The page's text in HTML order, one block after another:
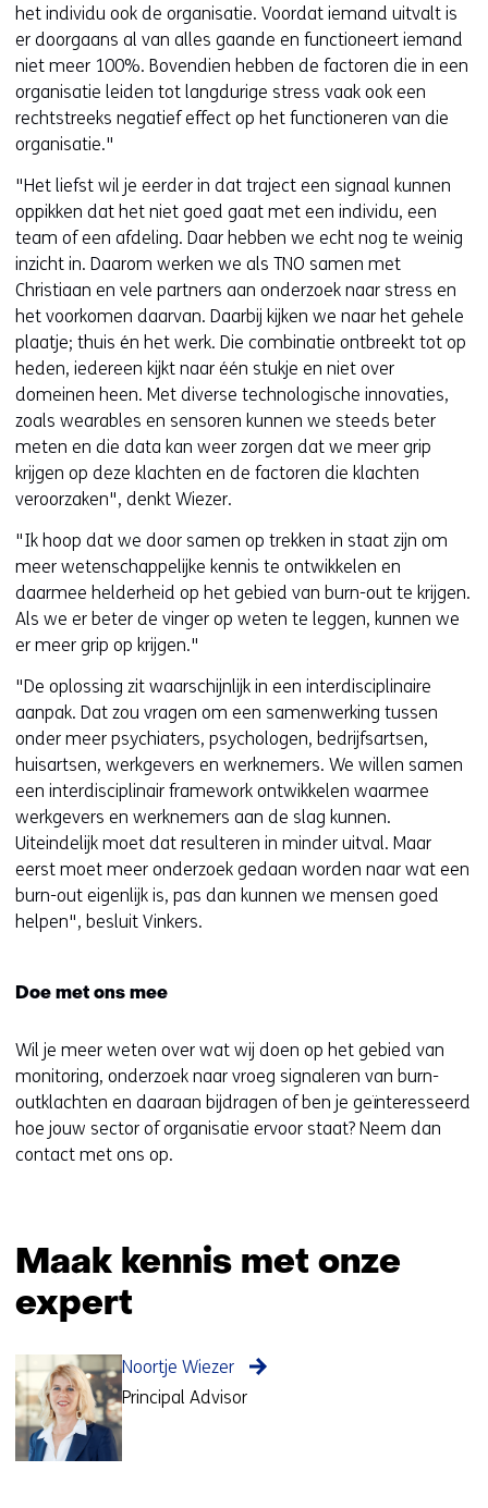
het individu ook de organisatie. Voordat iemand uitvalt is
er doorgaans al van alles gaande en functioneert iemand
niet meer 100%. Bovendien hebben de factoren die in een
organisatie leiden tot langdurige stress vaak ook een
rechtstreeks negatief effect op het functioneren van die
organisatie."
"Het liefst wil je eerder in dat traject een signaal kunnen
oppikken dat het niet goed gaat met een individu, een
team of een afdeling. Daar hebben we echt nog te weinig
inzicht in. Daarom werken we als TNO samen met
Christiaan en vele partners aan onderzoek naar stress en
het voorkomen daarvan. Daarbij kijken we naar het gehele
plaatje; thuis én het werk. Die combinatie ontbreekt tot op
heden, iedereen kijkt naar één stukje en niet over
domeinen heen. Met diverse technologische innovaties,
zoals wearables en sensoren kunnen we steeds beter
meten en die data kan weer zorgen dat we meer grip
krijgen op deze klachten en de factoren die klachten
veroorzaken", denkt Wiezer.
"Ik hoop dat we door samen op trekken in staat zijn om
meer wetenschappelijke kennis te ontwikkelen en
daarmee helderheid op het gebied van burn-out te krijgen.
Als we er beter de vinger op weten te leggen, kunnen we
er meer grip op krijgen."
"De oplossing zit waarschijnlijk in een interdisciplinaire
aanpak. Dat zou vragen om een samenwerking tussen
onder meer psychiaters, psychologen, bedrijfsartsen,
huisartsen, werkgevers en werknemers. We willen samen
een interdisciplinair framework ontwikkelen waarmee
werkgevers en werknemers aan de slag kunnen.
Uiteindelijk moet dat resulteren in minder uitval. Maar
eerst moet meer onderzoek gedaan worden naar wat een
burn-out eigenlijk is, pas dan kunnen we mensen goed
helpen", besluit Vinkers.
Doe met ons mee
Wil je meer weten over wat wij doen op het gebied van
monitoring, onderzoek naar vroeg signaleren van burn-
outklachten en daaraan bijdragen of ben je geïnteresseerd
hoe jouw sector of organisatie ervoor staat? Neem dan
contact met ons op.
Maak kennis met onze
expert
Noortje Wiezer
Principal Advisor